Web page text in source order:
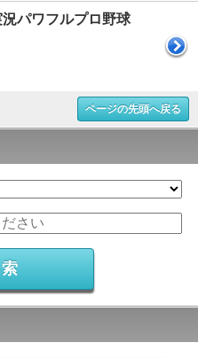
パワフルプロ野球
ページの先頭へ戻る